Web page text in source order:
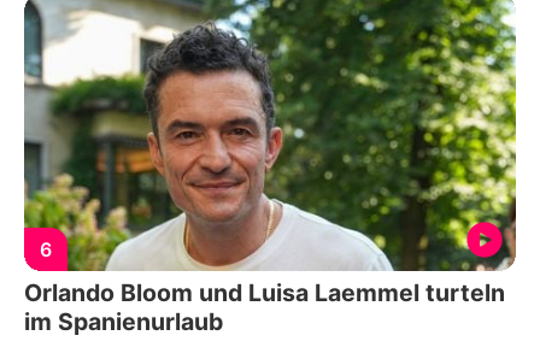
6
Orlando Bloom und Luisa Laemmel turteln
im Spanienurlaub